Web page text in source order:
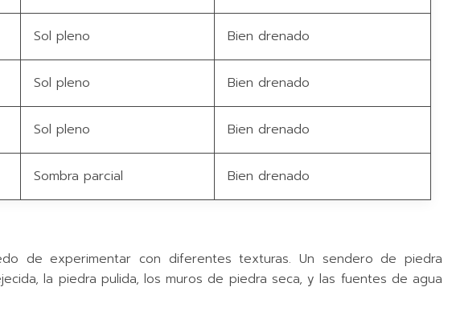
Sol pleno Bien drenado
Sol pleno Bien drenado
Sol pleno Bien drenado
Sombra parcial Bien drenado
de experimentar con diferentes texturas. Un sendero de piedra
la piedra pulida, los muros de piedra seca, y las fuentes de agua